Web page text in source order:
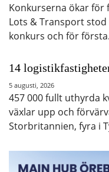
Konkurserna ökar för
Lots & Transport
konkurs och för
14
5 augusti, 2026
457 000 fullt uthyrda
växlar upp och
Storbritannien, fyra i